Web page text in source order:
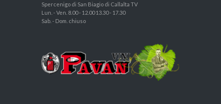
Spercenigo di San Biagio di Callalta TV
Lun. - Ven. 8.00 - 12.00 13.30 - 17.30
Sab. - Dom. chiuso